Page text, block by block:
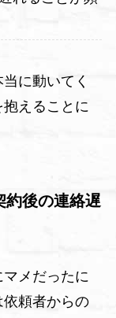
に動いてく
えることに
約後の連絡遅
メだったに
依頼者からの